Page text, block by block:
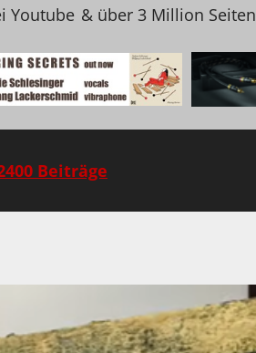
Youtube & über 3 Million
Beiträge